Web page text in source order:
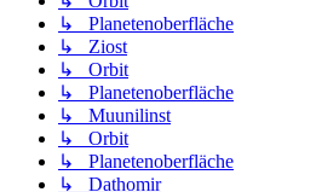
↳ Planetenoberfläche
↳ Ziost
↳ Orbit
↳ Planetenoberfläche
↳ Muunilinst
↳ Orbit
↳ Planetenoberfläche
↳ Dathomir